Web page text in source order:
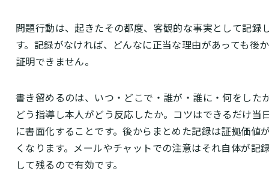
問題行動は、起きたその都度、客観的な事実として記録
す。記録がなければ、どんなに正当な理由があっても後
証明できません。
書き留めるのは、いつ・どこで・誰が・誰に・何をした
どう指導し本人がどう反応したか。コツはできるだけ当
に書面化することです。後からまとめた記録は証拠価値
くなります。メールやチャットでの注意はそれ自体が記
して残るので有効です。